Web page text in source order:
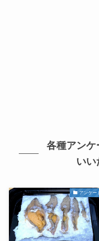
各種アンケ
いい
アンケー